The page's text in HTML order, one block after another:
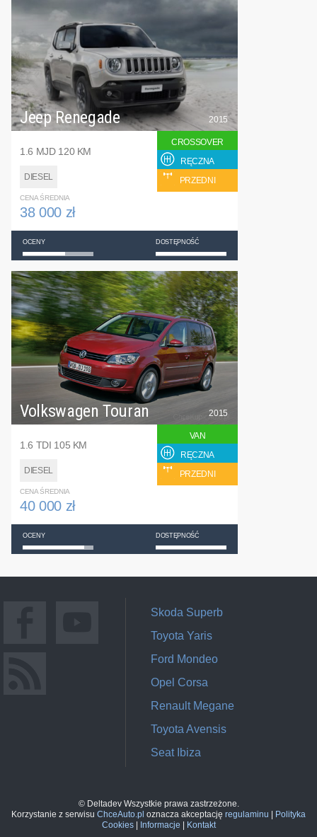
Jeep Renegade
1.6 MJD 120 KM
DIESEL
2015
CROSSOVER
RĘCZNA
PRZEDNI
CENA ŚREDNIA
38 000 zł
OCENY DOSTĘPNOŚĆ
Volkswagen Touran
1.6 TDI 105 KM
DIESEL
2015
VAN
RĘCZNA
PRZEDNI
CENA ŚREDNIA
40 000 zł
OCENY DOSTĘPNOŚĆ
Skoda Superb
Toyota Yaris
Ford Mondeo
Opel Corsa
Renault Megane
Toyota Avensis
Seat Ibiza
© Deltadev Wszystkie prawa zastrzeżone.
Korzystanie z serwisu ChceAuto.pl oznacza akceptację regulaminu | Polityka
Cookies| Informacje | Kontakt